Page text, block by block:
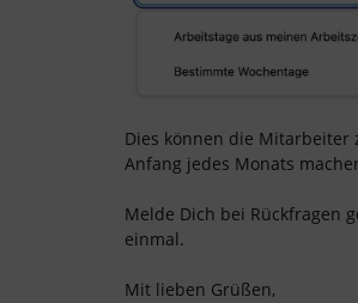
Dies können die Mitarbeiter
Anfang jedes Monats
Melde Dich bei Rückfragen
einmal.
Mit lieben Grüßen,